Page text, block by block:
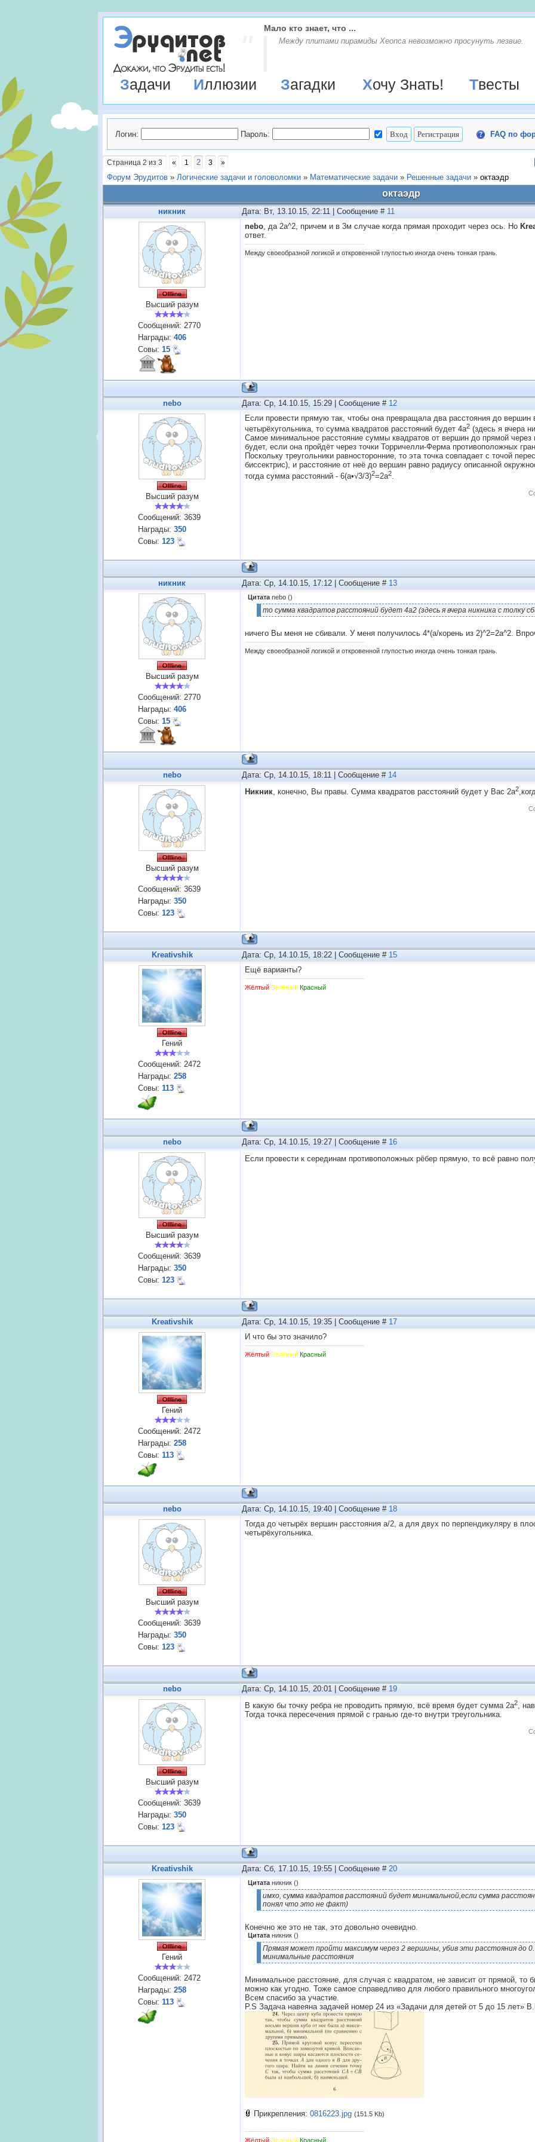
Мало кто знает, что ...
Между плитами пирамиды Хеопса невозможно просунуть лезвие.
Задачи Иллюзии Загадки Хочу Знать! Твесты
Логин: Пароль: FAQ по
Страница 2 из 3 « 1 2 3 »
Форум Эрудитов » Логические задачи и головоломки » Математические задачи » Решенные задачи » октаэдр
октаэдр
никник Дата: Вт, 13.10.15, 22:11 | Сообщение # 11
Высший разум
Сообщений: 2770
Награды: 406
Совы: 15
nebo, да 2a^2, причем и в 3м случае когда прямая проходит через ось. Но
ответ.
Между своеобразной логикой и откровенной глупостью иногда очень тонкая грань.
nebo Дата: Ср, 14.10.15, 15:29 | Сообщение # 12
Высший разум
Сообщений: 3639
Награды: 350
Совы: 123
Если провести прямую так, чтобы она превращала два расстояния до вершин
четырёхугольника, то сумма квадратов расстояний будет 4а2 (здесь я вчера
Самое минимальное расстояние суммы квадратов от вершин до прямой через
будет, если она пройдёт через точки Торричелли-Ферма противоположных
Поскольку треугольники равносторонние, то эта точка совпадает с точой
биссектрис), и расстояние от неё до вершин равно радиусу описанной
тогда сумма расстояний - 6(а•√3/3)2=2а2
никник Дата: Ср, 14.10.15, 17:12 | Сообщение # 13
Высший разум
Сообщений: 2770
Награды: 406
Совы: 15
Цитата nebo ()
то сумма квадратов расстояний будет 4а2 (здесь я вчера никника с толку
ничего Вы меня не сбивали. У меня получилось 4*(a/корень из 2)^2=2a^2.
Между своеобразной логикой и откровенной глупостью иногда очень тонкая грань.
nebo Дата: Ср, 14.10.15, 18:11 | Сообщение # 14
Высший разум
Сообщений: 3639
Награды: 350
Совы: 123
Никник, конечно, Вы правы. Сумма квадратов расстояний будет у Вас 2а2
Kreativshik Дата: Ср, 14.10.15, 18:22 | Сообщение # 15
Гений
Сообщений: 2472
Награды: 258
Совы: 113
Ещё варианты?
Жёлтый Зелёный Красный
nebo Дата: Ср, 14.10.15, 19:27 | Сообщение # 16
Высший разум
Сообщений: 3639
Награды: 350
Совы: 123
Если провести к серединам противоположных рёбер прямую, то всё равно
Kreativshik Дата: Ср, 14.10.15, 19:35 | Сообщение # 17
Гений
Сообщений: 2472
Награды: 258
Совы: 113
И что бы это значило?
Жёлтый Зелёный Красный
nebo Дата: Ср, 14.10.15, 19:40 | Сообщение # 18
Высший разум
Сообщений: 3639
Награды: 350
Совы: 123
Тогда до четырёх вершин расстояния а/2, а для двух по перпендикуляру в
четырёхугольника.
nebo Дата: Ср, 14.10.15, 20:01 | Сообщение # 19
Высший разум
Сообщений: 3639
Награды: 350
Совы: 123
В какую бы точку ребра не проводить прямую, всё время будет сумма 2а2,
Тогда точка пересечения прямой с гранью где-то внутри треугольника.
Kreativshik Дата: Сб, 17.10.15, 19:55 | Сообщение # 20
Гений
Сообщений: 2472
Награды: 258
Совы: 113
Цитата никник ()
имхо, сумма квадратов расстояний будет минимальной,если сумма
понял что это не факт)
Конечно же это не так, это довольно очевидно.
Цитата никник ()
Прямая может пройти максимум через 2 вершины, убив эти расстояния до
минимальные расстояния
Минимальное расстояние, для случая с квадратом, не зависит от прямой, то
можно как угодно. Тоже самое справедливо для любого правильного
Всем спасибо за участие.
P.S Задача навеяна задачей номер 24 из «Задачи для детей от 5 до 15 лет»
Прикрепления: 0816223.jpg (151.5 Kb)
Жёлтый Зелёный Красный